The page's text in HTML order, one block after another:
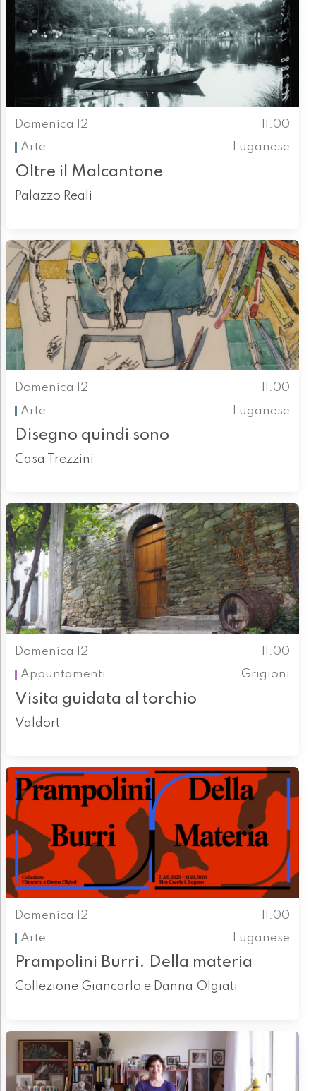
Domenica 12
11.00
Arte
Luganese
Oltre il Malcantone
Palazzo Reali
Domenica 12
11.00
Arte
Luganese
Disegno quindi sono
Casa Trezzini
Domenica 12
11.00
Appuntamenti
Grigioni
Visita guidata al torchio
Valdort
Domenica 12
11.00
Arte
Luganese
Prampolini Burri. Della materia
Collezione Giancarlo e Danna Olgiati